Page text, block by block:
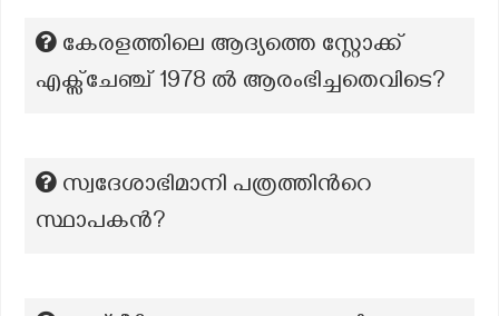
കേരളത്തിലെ ആദ്യത്തെ സ്റ്റോക്ക്
എക്സ്ചേഞ്ച് 1978 ൽ ആരംഭിച്ചതെവിടെ?
സ്വദേശാഭിമാനി പത്രത്തിന്‍റെ
സ്ഥാപകൻ?